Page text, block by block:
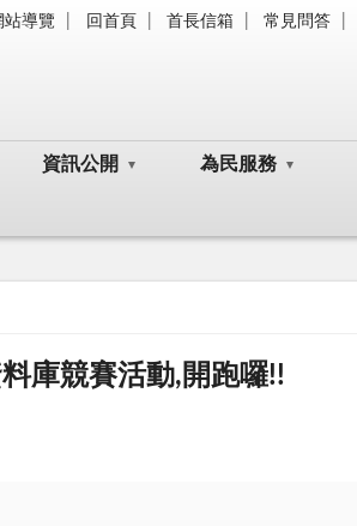
站導覽 回首頁 首長信箱 常見問答
資訊公開 為民服務
庫競賽活動,開跑囉!!